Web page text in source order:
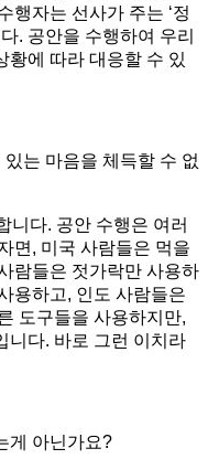
행자는 선사가 주는 ‘정
. 공안을 수행하여 우리
황에 따라 대응할 수 있
는 마음을 체득할 수 없
니다. 공안 수행은 여러
면, 미국 사람들은 먹을
람들은 젓가락만 사용하
용하고, 인도 사람들은
도구들을 사용하지만,
니다. 바로 그런 이치라
게 아닌가요?